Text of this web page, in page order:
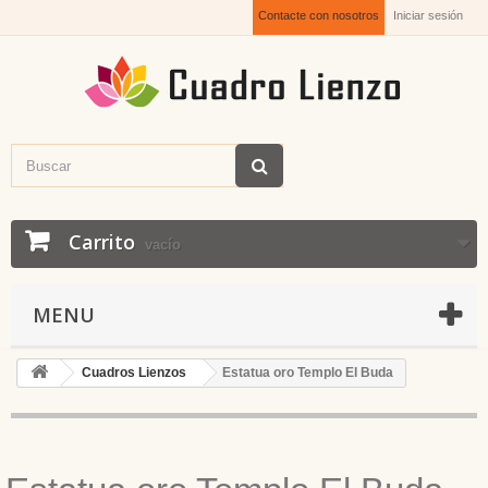
Iniciar sesión
Contacte con nosotros
Carrito vacío
MENU
Cuadros Lienzos Estatua oro Templo El Buda